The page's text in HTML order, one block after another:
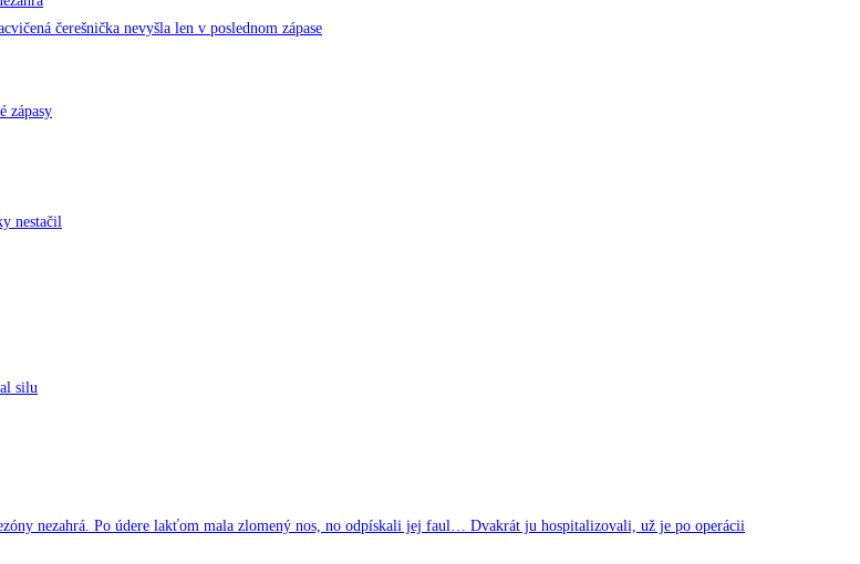
čerešnička nevyšla len v poslednom zápase
zápasy
nestačil
silu
nezahrá. Po údere lakťom mala zlomený nos, no odpískali jej faul… Dvakrát ju hospitalizovali, už je po operácii